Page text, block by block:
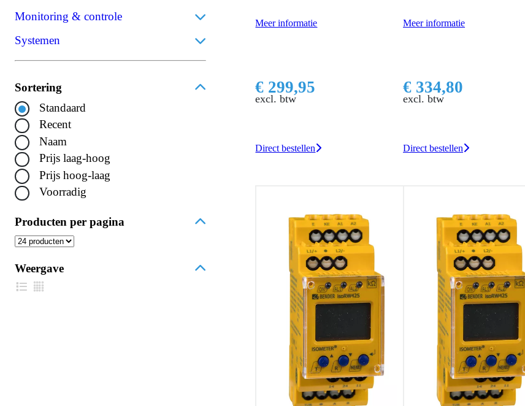
Kabels
Accu
Walstroom
Remote control
Solar
Installatie
Accessoires kabels
Perskabelogen
Accuklemmen
Isolatiekappen
Stekkers
Krimpkousen
DC Distributie
Groepenkast/WCD
Energiemeters
Sensoren
Gereedschap
Interface
Monitoring & controle
Accumonitors
Bedieningspanelen
Systemen
Bedrijfsbatterijen
Thuisbatterijen
Sortering
Standaard
Recent
Naam
Prijs laag-hoog
Prijs hoog-laag
Voorradig
Producten per pagina
Weergave
Meer informatie
€ 299,95
excl. btw
Direct bestellen
Meer informatie
€ 334,80
excl. btw
Direct bestellen